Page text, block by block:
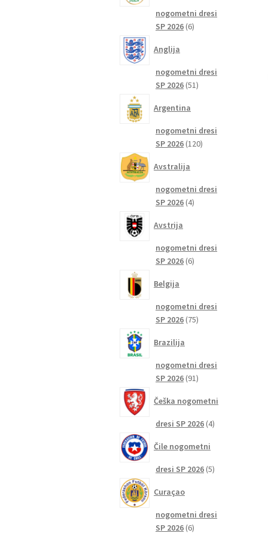
nogometni dresi
SP 2026 66
Anglija
nogometni dresi
SP 2026 5151
Argentina
nogometni dresi
SP 2026 120120
Avstralija
nogometni dresi
SP 2026 44
Avstrija
nogometni dresi
SP 2026 66
Belgija
nogometni dresi
SP 2026 7575
Brazilija
nogometni dresi
SP 2026 9191
Češka nogometni
dresi SP 2026 44
Čile nogometni
dresi SP 2026 55
Curaçao
nogometni dresi
SP 2026 66